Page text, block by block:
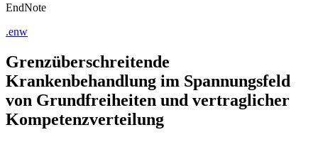
EndNote
.enw
Grenzüberschreitende
Krankenbehandlung im Spannungsfeld
von Grundfreiheiten und vertraglicher
Kompetenzverteilung